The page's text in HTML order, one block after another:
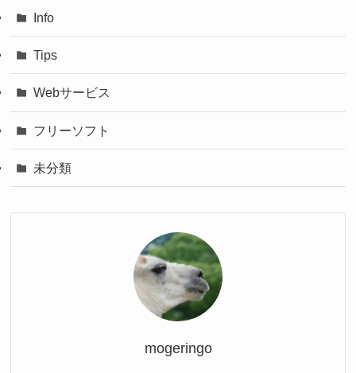
Info
Tips
Webサービス
フリーソフト
未分類
mogeringo